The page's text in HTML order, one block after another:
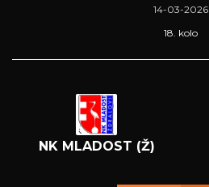
14-03-2026
18. kolo
NK MLADOST (Ž)